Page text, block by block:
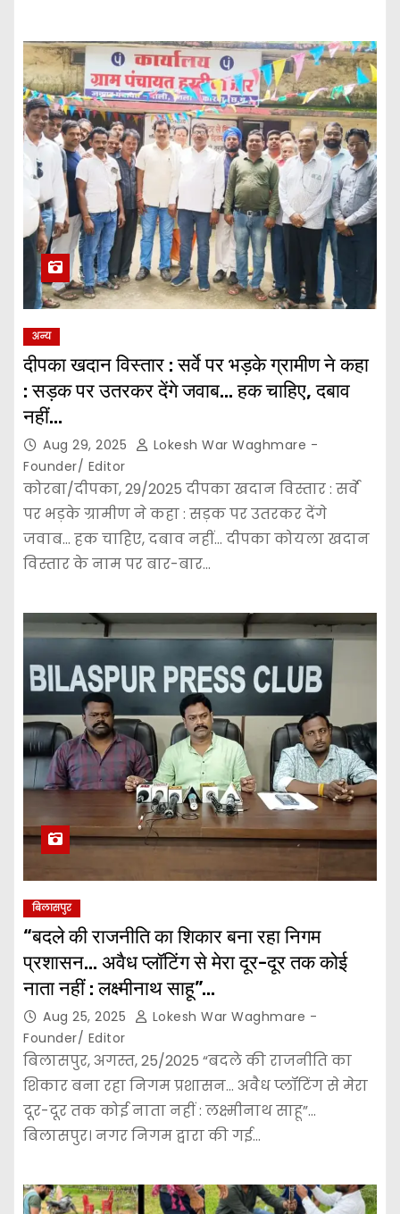
अन्य
दीपका खदान विस्तार : सर्वे पर भड़के ग्रामीण ने कहा
: सड़क पर उतरकर देंगे जवाब… हक चाहिए, दबाव
नहीं…
Aug 29, 2025
Lokesh War Waghmare -
Founder/ Editor
कोरबा/दीपका, 29/2025 दीपका खदान विस्तार : सर्वे
पर भड़के ग्रामीण ने कहा : सड़क पर उतरकर देंगे
जवाब… हक चाहिए, दबाव नहीं… दीपका कोयला खदान
विस्तार के नाम पर बार-बार…
बिलासपुर
“बदले की राजनीति का शिकार बना रहा निगम
प्रशासन… अवैध प्लॉटिंग से मेरा दूर-दूर तक कोई
नाता नहीं : लक्ष्मीनाथ साहू”…
Aug 25, 2025
Lokesh War Waghmare -
Founder/ Editor
बिलासपुर, अगस्त, 25/2025 “बदले की राजनीति का
शिकार बना रहा निगम प्रशासन… अवैध प्लॉटिंग से मेरा
दूर-दूर तक कोई नाता नहीं : लक्ष्मीनाथ साहू”…
बिलासपुर। नगर निगम द्वारा की गई…